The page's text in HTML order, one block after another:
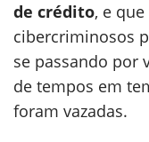
de crédito, e
cibercriminosos
se passando por
de tempos em
foram vazadas.